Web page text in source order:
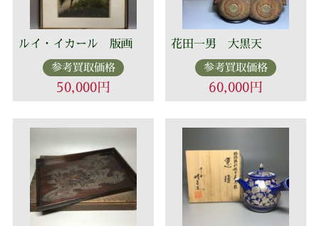
ルイ・イカール 版画
参考買取価格
50,000円
花田一男 大黒天
参考買取価格
60,000円